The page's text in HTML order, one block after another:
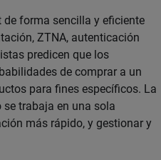
forma sencilla y eficiente
ZTNA, autenticación
predicen que los
de comprar a un
para fines específicos. La
trabaja en una sola
más rápido, y gestionar y